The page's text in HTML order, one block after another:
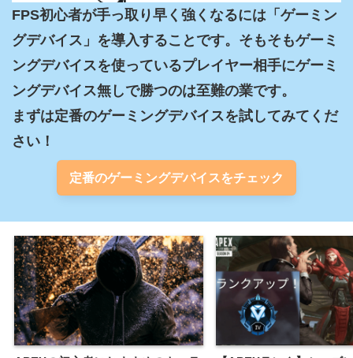
FPS初心者が手っ取り早く強くなるには「ゲーミン
グデバイス」を導入することです。そもそもゲーミ
ングデバイスを使っているプレイヤー相手にゲーミ
ングデバイス無しで勝つのは至難の業です。
まずは定番のゲーミングデバイスを試してみてくだ
さい！
定番のゲーミングデバイスをチェック